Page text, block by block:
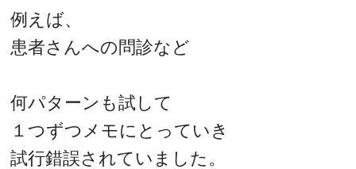
例えば、
患者さんへの問診など
何パターンも試して
１つずつメモにとっていき
試行錯誤されていました。